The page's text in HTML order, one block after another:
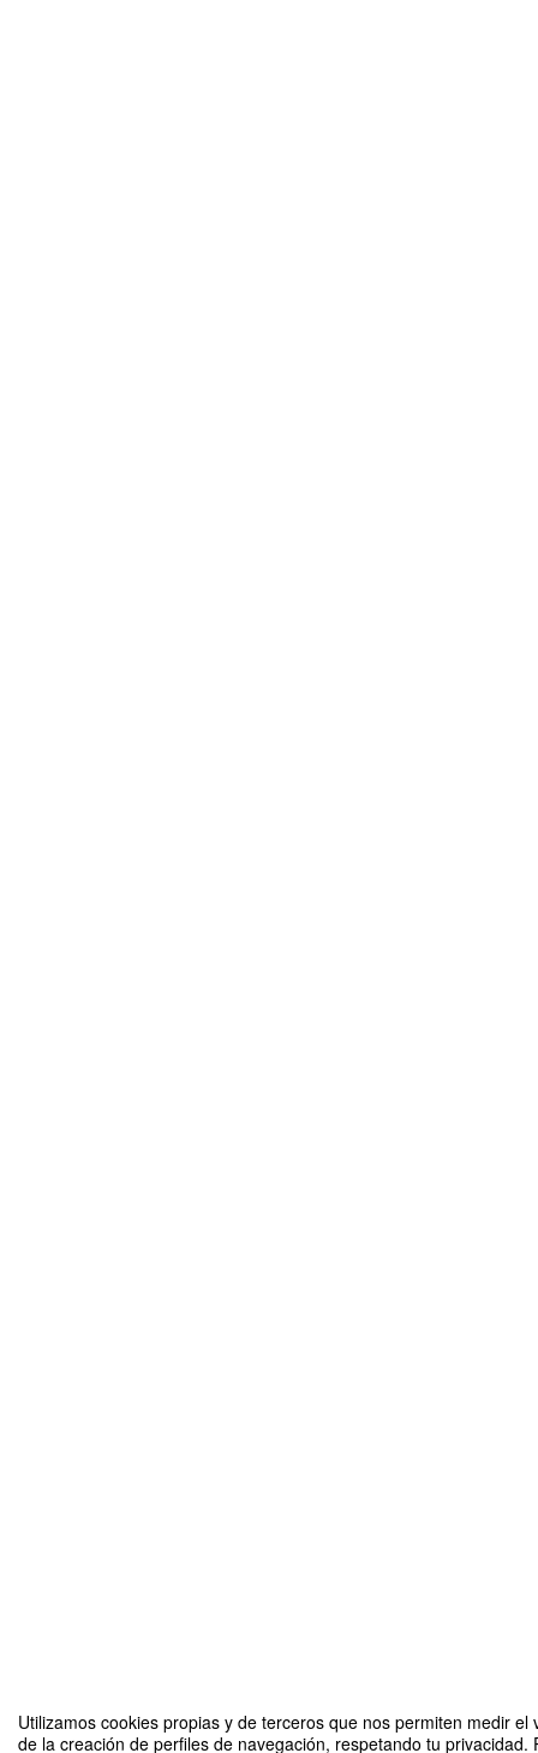
Utilizamos cookies propias y de terceros que nos permiten medir
de la creación de perfiles de navegación, respetando tu